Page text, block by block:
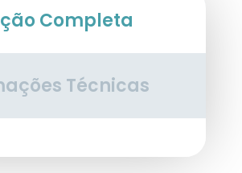
Completa
Técnicas